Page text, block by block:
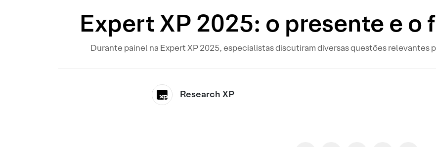
Expert XP 2025: o presente e o
Durante painel na Expert XP 2025, especialistas discutiram diversas questões relevantes
Research XP